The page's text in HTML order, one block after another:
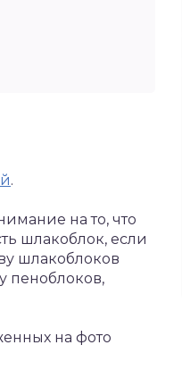
.
на то, что
шлакоблок, если
шлакоблоков
пеноблоков,
на фото